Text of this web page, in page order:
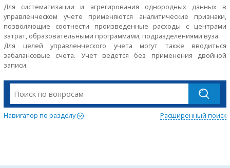
Для систематизации и агрегирования однородных данных в
управленческом учете применяются аналитические признаки,
позволяющие соотнести произведенные расходы с центрами
затрат, образовательными программами, подразделениями вуза.
Для целей управленческого учета могут также вводиться
забалансовые счета. Учет ведется без применения двойной
записи.
Навигатор по разделу Расширенный поиск